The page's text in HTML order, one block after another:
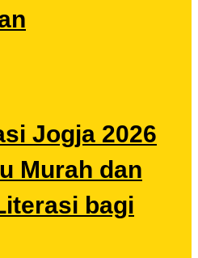
Jogja 2026
Murah dan
bagi